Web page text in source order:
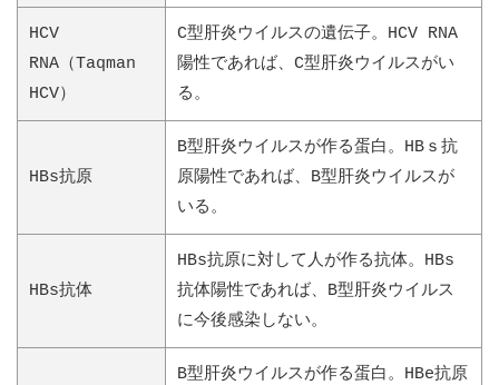
HCV
RNA（Taqman
HCV）
C型肝炎ウイルスの遺伝子。HCV RNA
陽性であれば、C型肝炎ウイルスがい
る。
HBs抗原
B型肝炎ウイルスが作る蛋白。HBｓ抗
原陽性であれば、B型肝炎ウイルスが
いる。
HBs抗体
HBs抗原に対して人が作る抗体。HBs
抗体陽性であれば、B型肝炎ウイルス
に今後感染しない。
B型肝炎ウイルスが作る蛋白。HBe抗原